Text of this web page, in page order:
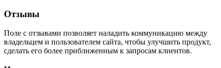
Отзывы
Поле с отзывами позволяет наладить коммуникацию между
владельцем и пользователем сайта, чтобы улучшить продукт,
сделать его более приближенным к запросам клиентов.